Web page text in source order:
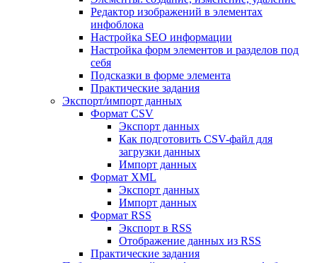
Редактор изображений в элементах
инфоблока
Настройка SEO информации
Настройка форм элементов и разделов под
себя
Подсказки в форме элемента
Практические задания
Экспорт/импорт данных
Формат CSV
Экспорт данных
Как подготовить CSV-файл для
загрузки данных
Импорт данных
Формат XML
Экспорт данных
Импорт данных
Формат RSS
Экспорт в RSS
Отображение данных из RSS
Практические задания